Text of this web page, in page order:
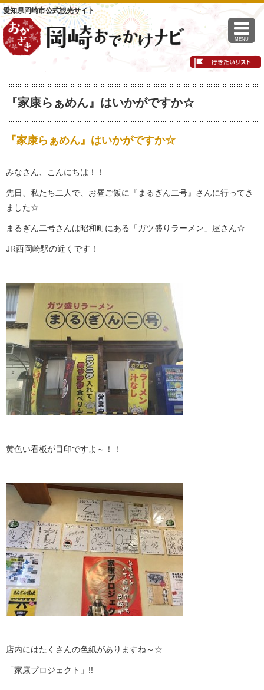
愛知県岡崎市公式観光サイト
MENU
『家康らぁめん』はいかがですか☆
『家康らぁめん』はいかがですか☆
みなさん、こんにちは！！
先日、私たち二人で、お昼ご飯に『まるぎん二号』さんに行ってき
ました☆
まるぎん二号さんは昭和町にある「ガツ盛りラーメン」屋さん☆
JR西岡崎駅の近くです！
黄色い看板が目印ですよ～！！
店内にはたくさんの色紙がありますね～☆
「家康プロジェクト」!!